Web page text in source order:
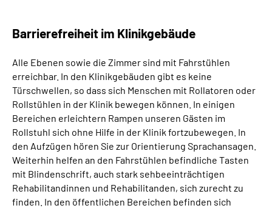
Barrierefreiheit im Klinikgebäude
Alle Ebenen sowie die Zimmer sind mit Fahrstühlen
erreichbar. In den Klinikgebäuden gibt es keine
Türschwellen, so dass sich Menschen mit Rollatoren oder
Rollstühlen in der Klinik bewegen können. In einigen
Bereichen erleichtern Rampen unseren Gästen im
Rollstuhl sich ohne Hilfe in der Klinik fortzubewegen. In
den Aufzügen hören Sie zur Orientierung Sprachansagen.
Weiterhin helfen an den Fahrstühlen befindliche Tasten
mit Blindenschrift, auch stark sehbeeinträchtigen
Rehabilitandinnen und Rehabilitanden, sich zurecht zu
finden. In den öffentlichen Bereichen befinden sich